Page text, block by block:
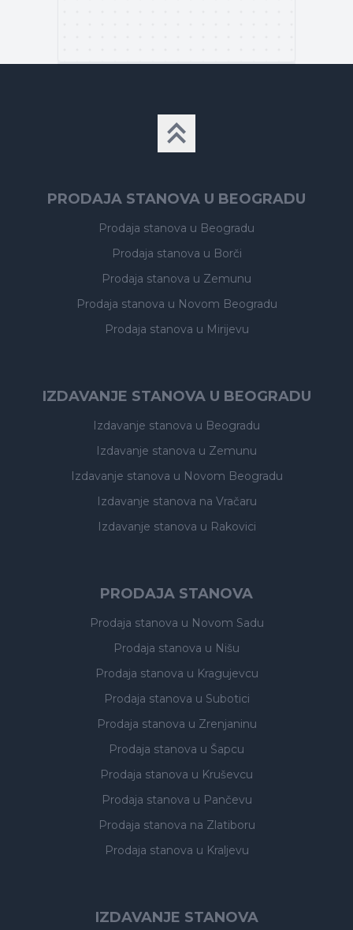
PRODAJA STANOVA U BEOGRADU
Prodaja stanova u Beogradu
Prodaja stanova u Borči
Prodaja stanova u Zemunu
Prodaja stanova u Novom Beogradu
Prodaja stanova u Mirijevu
IZDAVANJE STANOVA U BEOGRADU
Izdavanje stanova u Beogradu
Izdavanje stanova u Zemunu
Izdavanje stanova u Novom Beogradu
Izdavanje stanova na Vračaru
Izdavanje stanova u Rakovici
PRODAJA STANOVA
Prodaja stanova u Novom Sadu
Prodaja stanova u Nišu
Prodaja stanova u Kragujevcu
Prodaja stanova u Subotici
Prodaja stanova u Zrenjaninu
Prodaja stanova u Šapcu
Prodaja stanova u Kruševcu
Prodaja stanova u Pančevu
Prodaja stanova na Zlatiboru
Prodaja stanova u Kraljevu
IZDAVANJE STANOVA